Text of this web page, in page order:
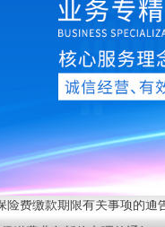
费缴款期限有关事项的通告
缴费业务暂停办理的通知